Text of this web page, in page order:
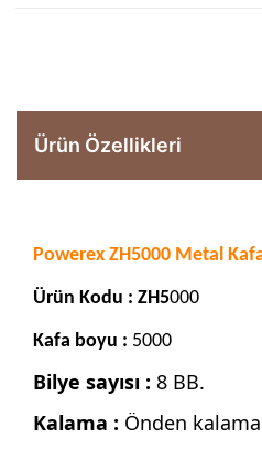
Ürün Özellikleri
Powerex ZH5000 Metal
Ürün Kodu : ZH5000
Kafa boyu : 5000
Bilye sayısı : 8 BB.
Kalama : Önden kalama